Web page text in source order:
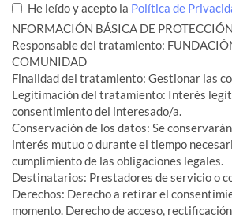
He leído y acepto la Política de
NFORMACIÓN BÁSICA DE
Responsable del tratamiento:
COMUNIDAD
Finalidad del tratamiento: Gestionar las
Legitimación del tratamiento: Interés
consentimiento del interesado/a.
Conservación de los datos: Se
interés mutuo o durante el tiempo
cumplimiento de las obligaciones legales.
Destinatarios: Prestadores de servicio o
Derechos: Derecho a retirar el
momento. Derecho de acceso,